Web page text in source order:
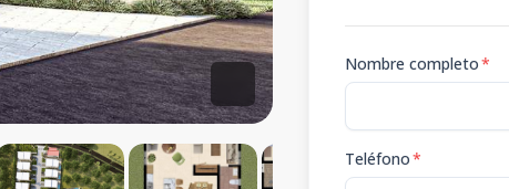
Nombre completo*
Teléfono*